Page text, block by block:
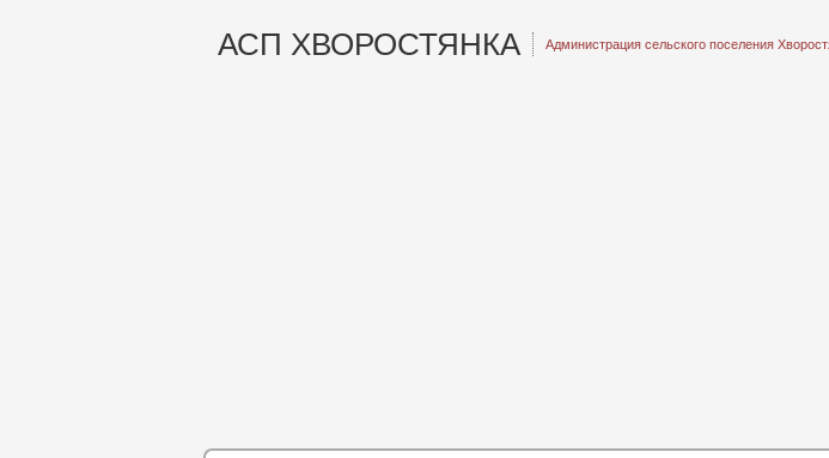
АСП ХВОРОСТЯНКА
Администрация сельского поселения